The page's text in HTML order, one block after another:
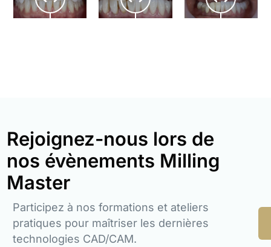
Rejoignez-nous lors de
nos évènements Milling
Master
Participez à nos formations et ateliers
pratiques pour maîtriser les dernières
technologies CAD/CAM.